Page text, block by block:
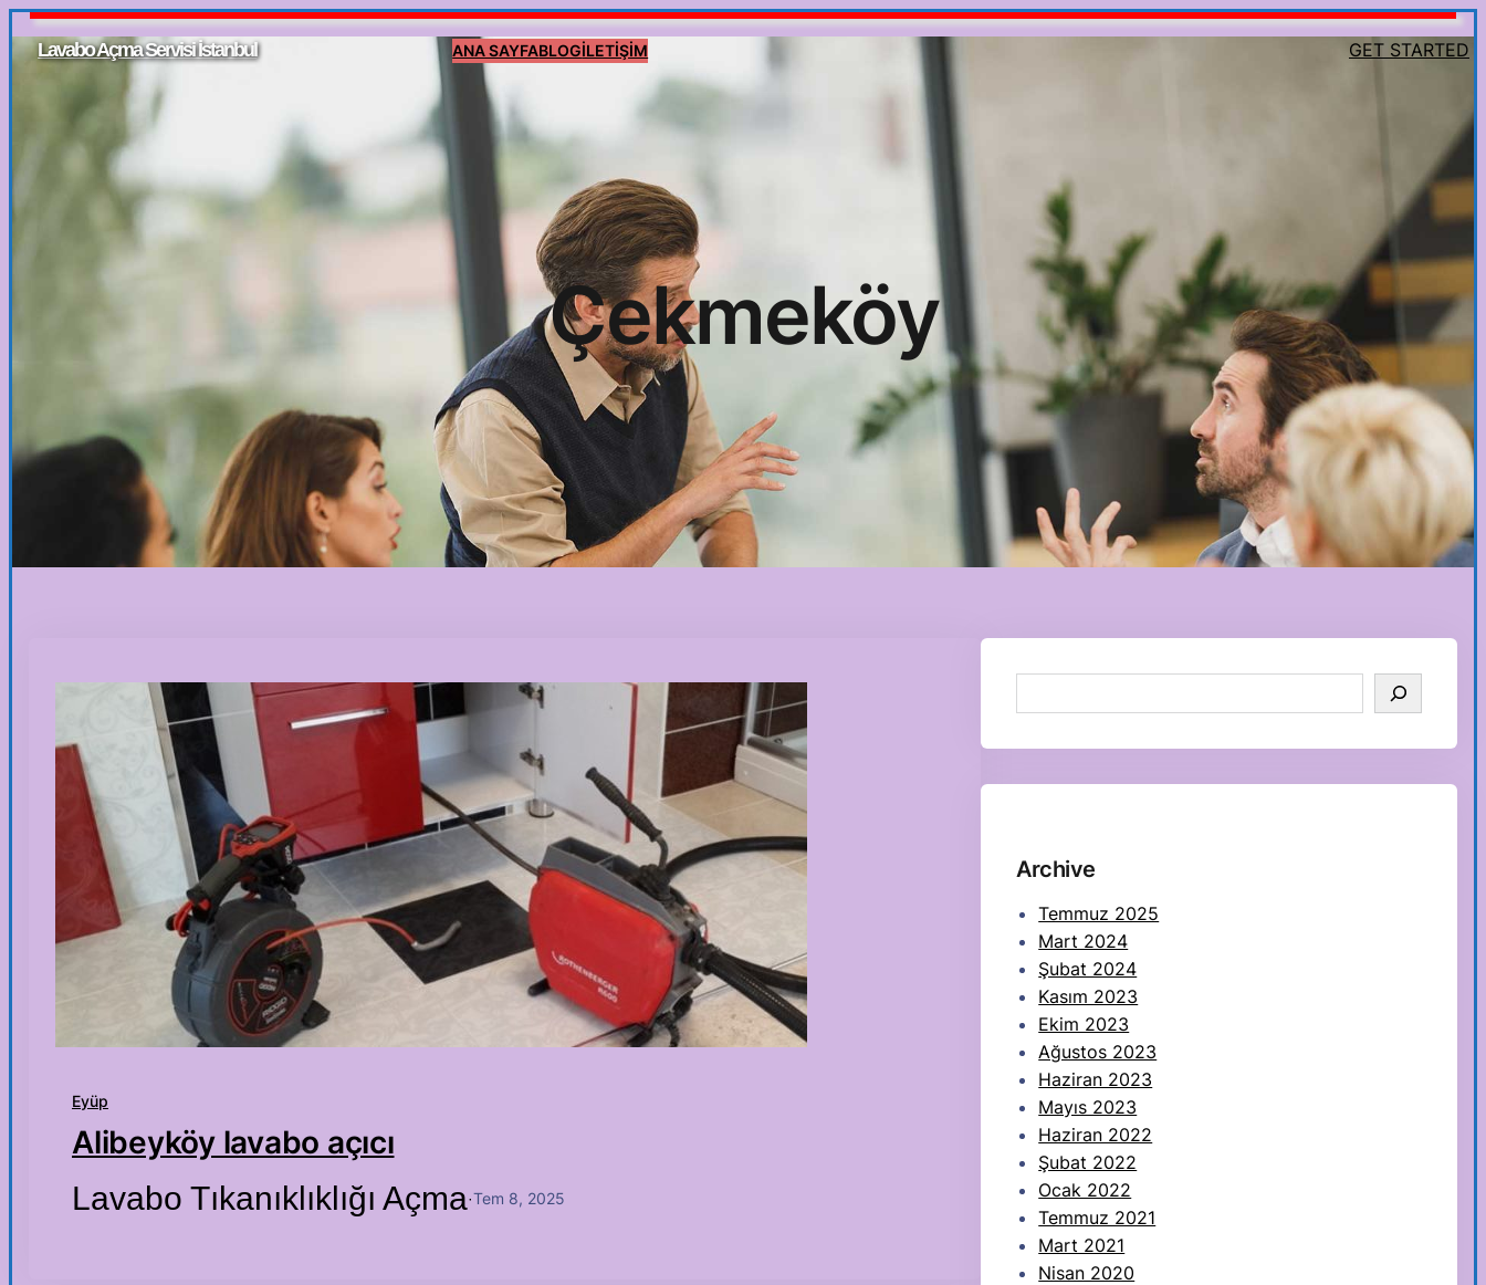
İçeriğe
geçLavabo Açma Servisi İstanbul ANA SAYFABLOGİLETİŞİM GET STARTED
Çekmeköy
Eyüp
Alibeyköy lavabo açıcı
Lavabo Tıkanıklıklığı Açma·Tem 8, 2025
e
Archive
Temmuz 2025
Mart 2024
Şubat 2024
Kasım 2023
Ekim 2023
Ağustos 2023
Haziran 2023
Mayıs 2023
Haziran 2022
Şubat 2022
Ocak 2022
Temmuz 2021
Mart 2021
Nisan 2020